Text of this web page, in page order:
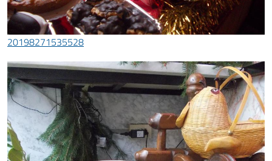
20198271535528